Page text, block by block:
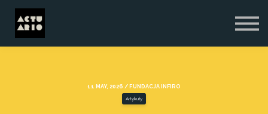
Zaloguj się
11 MAY, 2026 / FUNDACJA INFIRO
Artykuły